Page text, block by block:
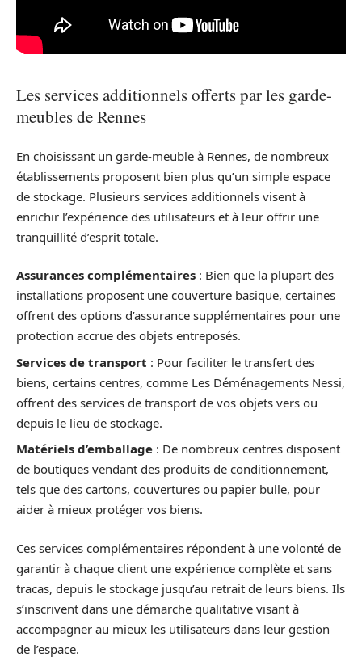
Les services additionnels offerts par les garde-
meubles de Rennes
En choisissant un garde-meuble à Rennes, de nombreux
établissements proposent bien plus qu’un simple espace
de stockage. Plusieurs services additionnels visent à
enrichir l’expérience des utilisateurs et à leur offrir une
tranquillité d’esprit totale.
Assurances complémentaires : Bien que la plupart des
installations proposent une couverture basique, certaines
offrent des options d’assurance supplémentaires pour une
protection accrue des objets entreposés.
Services de transport : Pour faciliter le transfert des
biens, certains centres, comme Les Déménagements Nessi,
offrent des services de transport de vos objets vers ou
depuis le lieu de stockage.
Matériels d’emballage : De nombreux centres disposent
de boutiques vendant des produits de conditionnement,
tels que des cartons, couvertures ou papier bulle, pour
aider à mieux protéger vos biens.
Ces services complémentaires répondent à une volonté de
garantir à chaque client une expérience complète et sans
tracas, depuis le stockage jusqu’au retrait de leurs biens. Ils
s’inscrivent dans une démarche qualitative visant à
accompagner au mieux les utilisateurs dans leur gestion
de l’espace.